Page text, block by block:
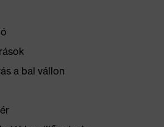
a bal vállon